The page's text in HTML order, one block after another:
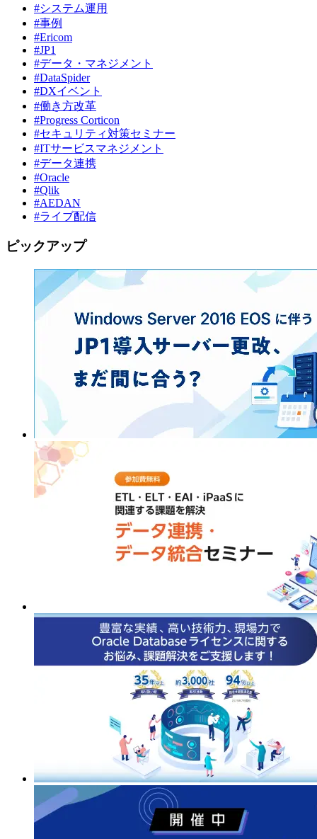
#システム運用
#事例
#Ericom
#JP1
#データ・マネジメント
#DataSpider
#DXイベント
#働き方改革
#Progress Corticon
#セキュリティ対策セミナー
#ITサービスマネジメント
#データ連携
#Oracle
#Qlik
#AEDAN
#ライブ配信
ピックアップ